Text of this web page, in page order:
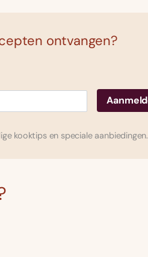
ontvangen?
kooktips en speciale aanbiedingen.